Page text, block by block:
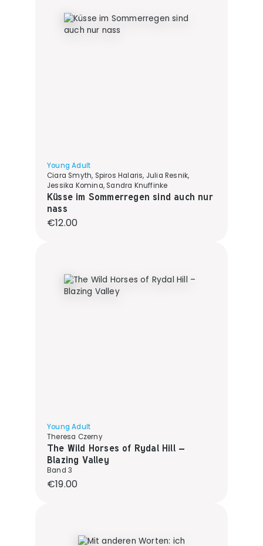
Young Adult
Ciara Smyth, Spiros Halaris, Julia Resnik,
Jessika Komina, Sandra Knuffinke
Küsse im Sommerregen sind auch nur
nass
Regular price:
€12.00
Young Adult
Theresa Czerny
The Wild Horses of Rydal Hill –
Blazing Valley
Band 3
Regular price:
€19.00